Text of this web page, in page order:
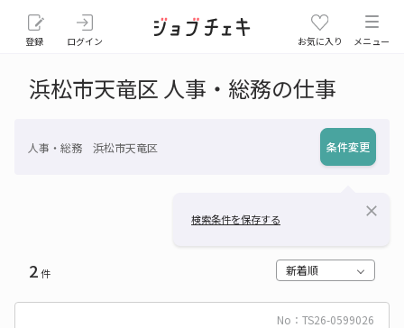
登録 ログイン お気に入り メニュー
浜松市天竜区 人事・総務の仕事
人事・総務 浜松市天竜区 条件変更
検索条件を保存する close
2件 新着順
No：TS26-0599026